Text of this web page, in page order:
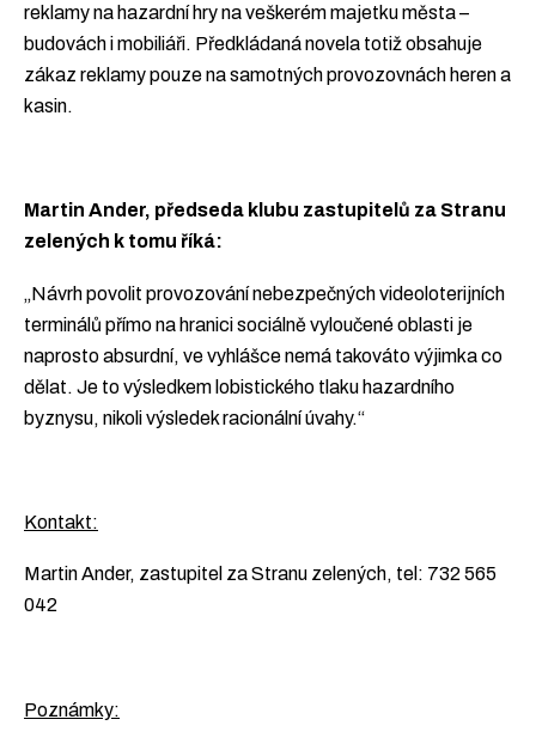
reklamy na hazardní hry na veškerém majetku města –
budovách i mobiliáři. Předkládaná novela totiž obsahuje
zákaz reklamy pouze na samotných provozovnách heren a
kasin.
Martin Ander, předseda klubu zastupitelů za Stranu
zelených k tomu říká:
„Návrh povolit provozování nebezpečných videoloterijních
terminálů přímo na hranici sociálně vyloučené oblasti je
naprosto absurdní, ve vyhlášce nemá takováto výjimka co
dělat. Je to výsledkem lobistického tlaku hazardního
byznysu, nikoli výsledek racionální úvahy.“
Kontakt:
Martin Ander, zastupitel za Stranu zelených, tel: 732 565
042
Poznámky: